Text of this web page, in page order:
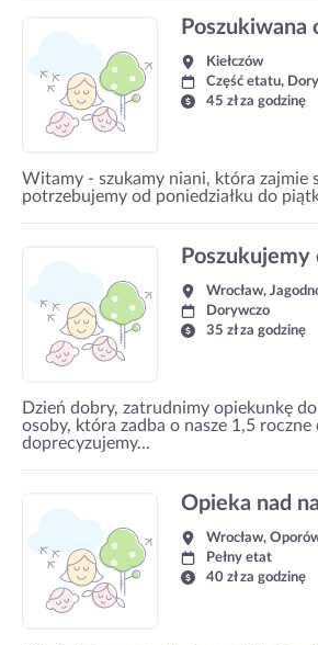
Poszukiwana
Kiełczów
Część etatu,
45 zł za godzinę
Witamy - szukamy niani, która zajmie
potrzebujemy od poniedziałku do
Wrocław,
Dorywczo
35 zł za godzinę
Dzień dobry, zatrudnimy opiekunkę
osoby, która zadba o nasze 1,5
doprecyzujemy...
Opieka nad
Wrocław,
Pełny etat
40 zł za godzinę